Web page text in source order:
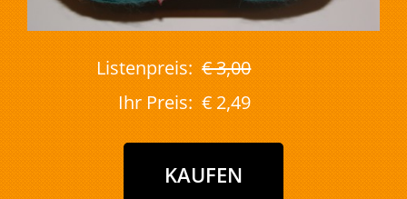
Listenpreis: € 3,00
Ihr Preis: € 2,49